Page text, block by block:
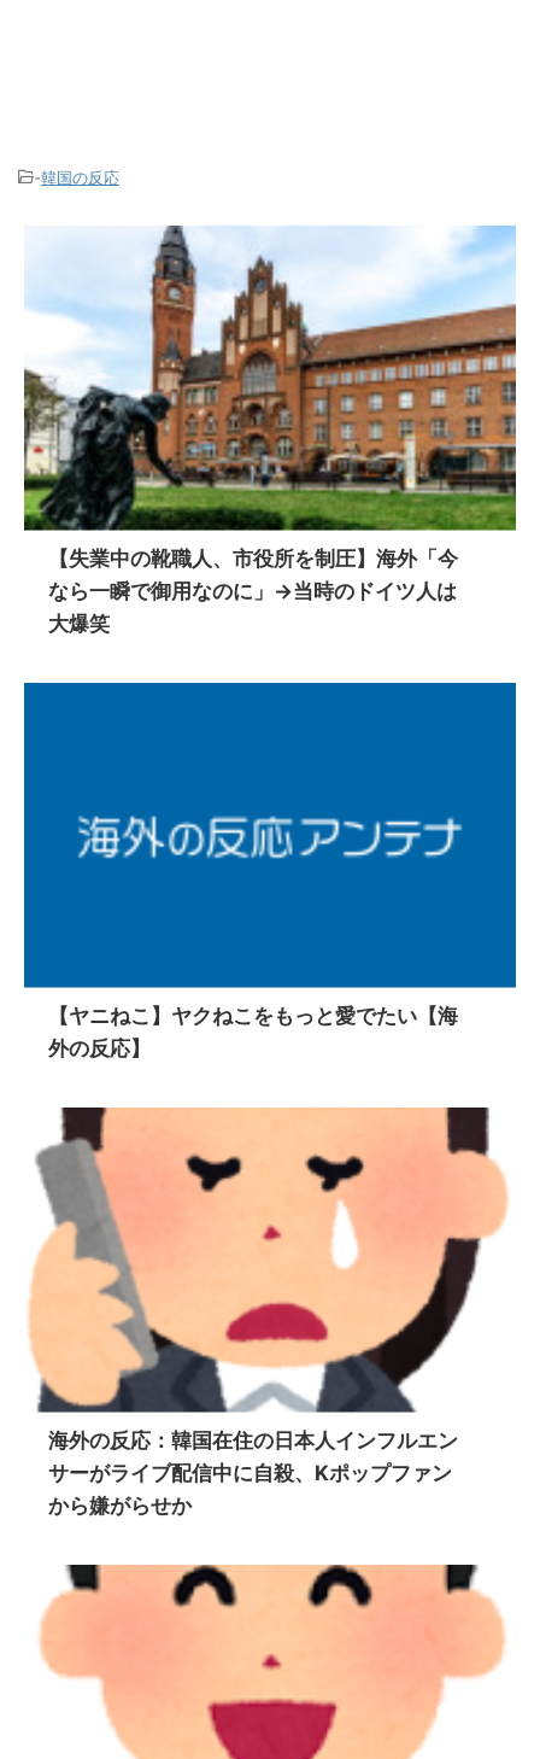
-韓国の反応
【失業中の靴職人、市役所を制圧】海外「今
なら一瞬で御用なのに」→当時のドイツ人は
大爆笑
【ヤニねこ】ヤクねこをもっと愛でたい【海
外の反応】
海外の反応：韓国在住の日本人インフルエン
サーがライブ配信中に自殺、Kポップファン
から嫌がらせか